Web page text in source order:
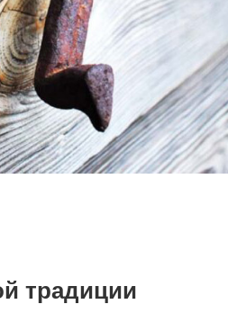
традиции